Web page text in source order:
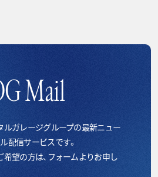
Mail
ルガレージグループの最新ニュー
配信サービスです。
望の方は、フォームよりお申し